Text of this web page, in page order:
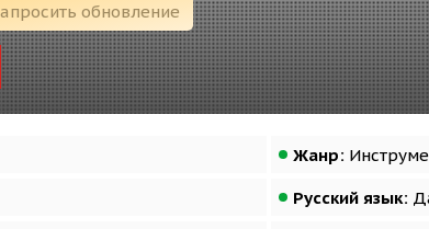
обновление
Жанр:
Русский язык: